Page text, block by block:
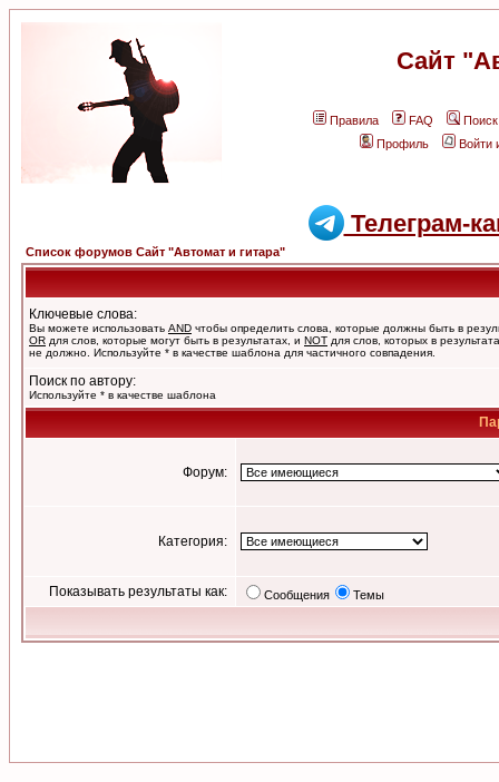
Сайт
Правила FAQ
Поиск
Профиль
Войти
Телеграм-
Список форумов Сайт "Автомат и гитара"
Ключевые слова:
Вы можете использовать AND чтобы определить слова, которые должны быть в
OR для слов, которые могут быть в результатах, и NOT для слов, которых в
не должно. Используйте * в качестве шаблона для частичного совпадения.
Поиск по автору:
Используйте * в качестве шаблона
Форум:
Категория:
Показывать результаты как: Сообщения Темы